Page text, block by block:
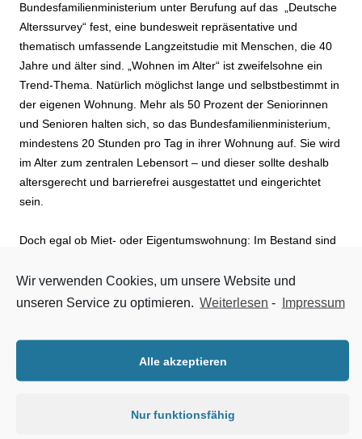
Bundesfamilienministerium unter Berufung auf das „Deutsche
Alterssurvey“ fest, eine bundesweit repräsentative und
thematisch umfassende Langzeitstudie mit Menschen, die 40
Jahre und älter sind. „Wohnen im Alter“ ist zweifelsohne ein
Trend-Thema. Natürlich möglichst lange und selbstbestimmt in
der eigenen Wohnung. Mehr als 50 Prozent der Seniorinnen
und Senioren halten sich, so das Bundesfamilienministerium,
mindestens 20 Stunden pro Tag in ihrer Wohnung auf. Sie wird
im Alter zum zentralen Lebensort – und dieser sollte deshalb
altersgerecht und barrierefrei ausgestattet und eingerichtet
sein.
Doch egal ob Miet- oder Eigentumswohnung: Im Bestand sind
verfügen, das man auch am Rollator gehend oder im Rollstuhl
sitzend nutzen kann, kaum vorhanden. Breitere Türen,
Stockwerke haben ebenfalls Seltenheitswert. Daher ist sich
Alexander Nothaft vom Verband der Privaten Bausparkassen
wichtigsten Bereiche in der Finanzierung von
Wir verwenden Cookies, um unsere Website und
unseren Service zu optimieren. Weiterlesen - Impressum
Alle akzeptieren
Nur funktionsfähig